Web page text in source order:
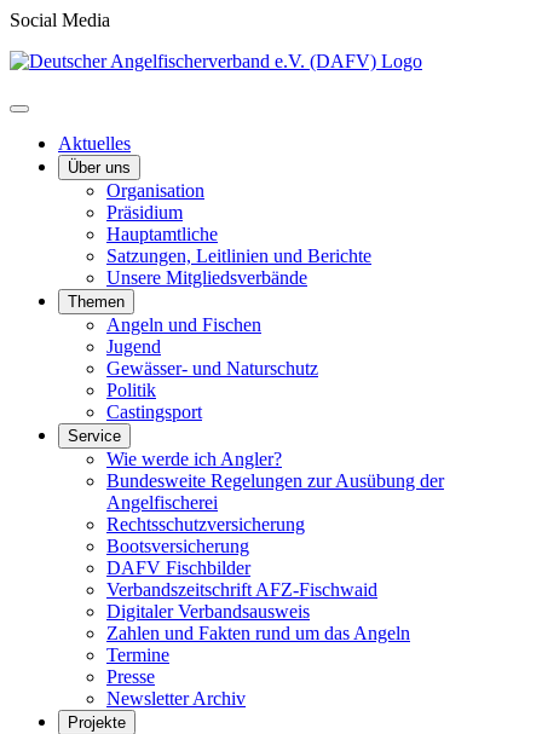
Social Media
Aktuelles
Über uns
Organisation
Präsidium
Hauptamtliche
Satzungen, Leitlinien und Berichte
Unsere Mitgliedsverbände
Themen
Angeln und Fischen
Jugend
Gewässer- und Naturschutz
Politik
Castingsport
Service
Wie werde ich Angler?
Bundesweite Regelungen zur Ausübung der
Angelfischerei
Rechtsschutzversicherung
Bootsversicherung
DAFV Fischbilder
Verbandszeitschrift AFZ-Fischwaid
Digitaler Verbandsausweis
Zahlen und Fakten rund um das Angeln
Termine
Presse
Newsletter Archiv
Projekte